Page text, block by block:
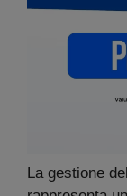
La gestione